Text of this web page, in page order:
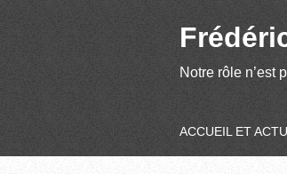
Notre rôle n’est
ACCUEIL ET